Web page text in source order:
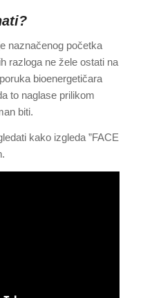
naznačenog početka
razloga ne žele ostati na
bioenergetičara
to naglase prilikom
biti.
kako izgleda ”FACE